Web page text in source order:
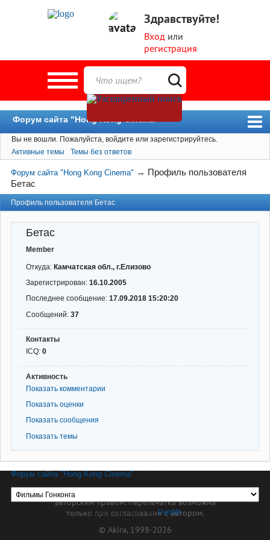
Здравствуйте!
Вход или
регистрация
Форум сайта "Hong Kong Cinema"
Форум
Новости
Пользователи
Поиск
Вы не вошли. Пожалуйста, войдите или зарегистрируйтесь.
Активные темы
Темы без ответов
Форум сайта "Hong Kong Cinema" → Профиль пользователя
Бетас
Профиль пользователя Бетас
Бетас
Member
Откуда: Камчатская обл., г.Елизово
Зарегистрирован: 16.10.2005
Последнее сообщение: 17.09.2018 15:20:20
Сообщений: 37
Контакты
ICQ: 0
Активность
Показать комментарии
Показать оценки
Показать сообщения
Показать темы
Форум сайта "Hong Kong Cinema"
Форум работает наPunBB
Материал сайта hkcinema.ru защищен
авторским правом. Перепечатка возможна
только при согласовании с автором.
© Akira, 1998-2026